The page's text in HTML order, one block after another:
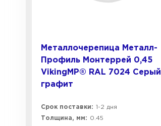
Металлочерепица Металл-
Профиль Монтеррей 0,45
VikingMP® RAL 7024 Серый
графит
Срок поставки: 1-2 дня
Толщина, мм:
0.45